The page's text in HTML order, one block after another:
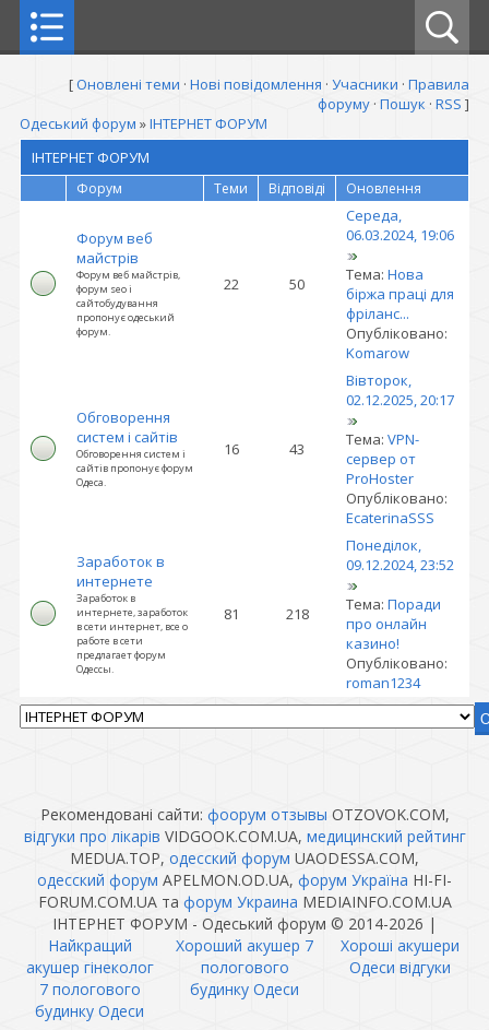
[Оновлені теми · Нові повідомлення · Учасники · Правила
форуму · Пошук · RSS ]
Одеський форум »ІНТЕРНЕТ ФОРУМ
ІНТЕРНЕТ ФОРУМ
Форум Теми Відповіді Оновлення
Форум веб
майстрів
Форум веб майстрів,
форум seo і
сайтобудування
пропонує одеський
форум.
22 50
Середа,
06.03.2024, 19:06
Тема: Нова
біржа праці для
фріланс...
Опубліковано:
Komarow
Обговорення
систем і сайтів
Обговорення систем і
сайтів пропонує форум
Одеса.
16 43
Вівторок,
02.12.2025, 20:17
Тема: VPN-
сервер от
ProHoster
Опубліковано:
EcaterinaSSS
Заработок в
интернете
Заработок в
интернете, заработок
в сети интернет, все о
работе в сети
предлагает форум
Одессы.
81 218
Понеділок,
09.12.2024, 23:52
Тема: Поради
про онлайн
казино!
Опубліковано:
roman1234
Рекомендовані сайти: фоорум отзывы OTZOVOK.COM,
відгуки про лікарів VIDGOOK.COM.UA, медицинский рейтинг
MEDUA.TOP, одесский форум UAODESSA.COM,
одесский форум APELMON.OD.UA, форум Україна HI-FI-
FORUM.COM.UA та форум Украина MEDIAINFO.COM.UA
ІНТЕРНЕТ ФОРУМ - Одеський форум © 2014-2026 |
Найкращий
акушер гінеколог
7 пологового
будинку Одеси
Хороший акушер 7
пологового
будинку Одеси
Хороші акушери
Одеси відгуки